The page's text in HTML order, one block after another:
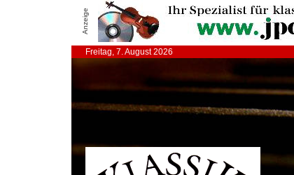
Anzeige
Freitag, 7. August 2026